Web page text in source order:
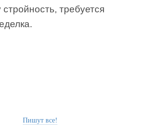
стройность, требуется
Пишут все!